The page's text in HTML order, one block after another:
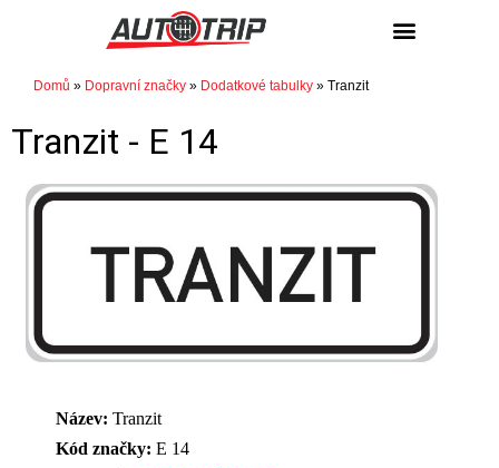
Domů » Dopravní značky » Dodatkové tabulky » Tranzit
Tranzit - E 14
Název: Tranzit
Kód značky: E 14